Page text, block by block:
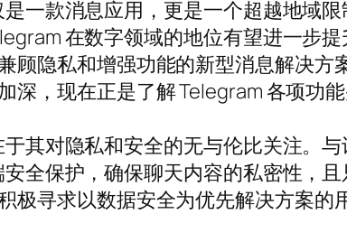
一款消息应用，更是一个超越地域
在数字领域的地位有望进一步
顾隐私和增强功能的新型消息解决
，现在正是了解 Telegram 各项功
其对隐私和安全的无与伦比关注。
全保护，确保聊天内容的私密性，
极寻求以数据安全为优先解决方案的